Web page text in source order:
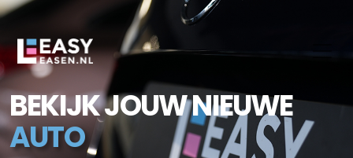
BEKIJK JOUW NIEUWE
AUTO